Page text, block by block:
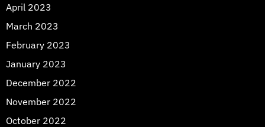
April 2023
March 2023
February 2023
January 2023
December 2022
November 2022
October 2022